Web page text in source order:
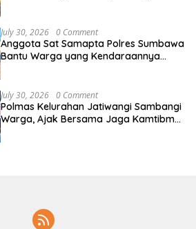
July 30, 2026 0 Comment
Anggota Sat Samapta Polres Sumbawa
Bantu Warga yang Kendaraannya
July 30, 2026 0 Comment
Polmas Kelurahan Jatiwangi Sambangi
Warga, Ajak Bersama Jaga Kamtibmas